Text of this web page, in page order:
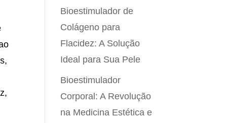
Bioestimulador de
Colágeno para
Flacidez: A Solução
Ideal para Sua Pele
Bioestimulador
Corporal: A Revolução
na Medicina Estética e